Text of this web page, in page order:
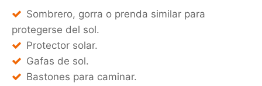
Sombrero, gorra o prenda similar para
protegerse del sol.
Protector solar.
Gafas de sol.
Bastones para caminar.